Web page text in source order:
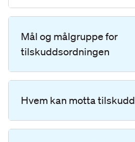
Mål og målgruppe for
tilskuddsordningen
Hvem kan motta tilskudd